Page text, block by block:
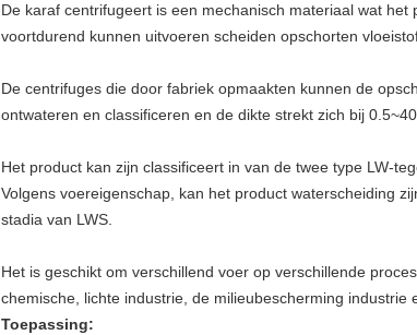
De karaf centrifugeert is een mechanisch materiaal wat
voortdurend kunnen uitvoeren scheiden opschorten
De centrifuges die door fabriek opmaakten kunnen de
ontwateren en classificeren en de dikte strekt zich bij
Het product kan zijn classificeert in van de twee type LW-
Volgens voereigenschap, kan het product waterscheiding
stadia van LWS.
Het is geschikt om verschillend voer op verschillende
chemische, lichte industrie, de milieubescherming industrie
Toepassing: